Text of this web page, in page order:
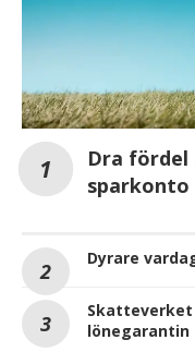
Dra
sparkonto
Dyrare
lönegarantin